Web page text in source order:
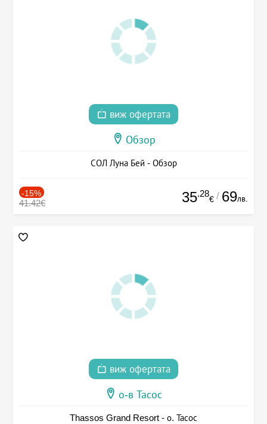
виж офертата
Обзор
СОЛ Луна Бей - Обзор
-15%
41.42€ 35.28
€ / 69лв.
виж офертата
о-в Тасос
Thassos Grand Resort - о. Тасос